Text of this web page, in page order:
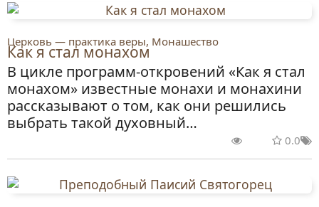
Церковь — практика веры, Монашество
Как я стал монахом
В цикле программ-откровений «Как я стал
монахом» известные монахи и монахини
рассказывают о том, как они решились
выбрать такой духовный…
0.0